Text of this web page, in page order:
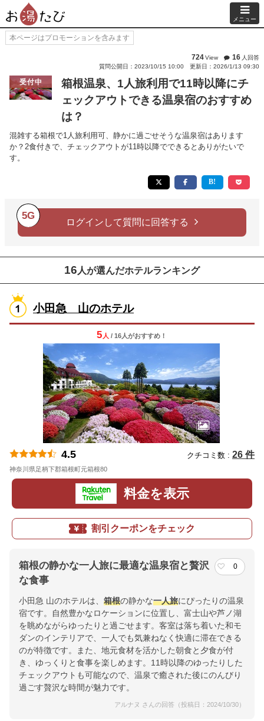
メニュー
本ページはプロモーションを含みます
724View 16 人回答
質問公開日：2023/10/15 10:00
更新日：2026/1/13 09:30
受付中
箱根温泉、1人旅利用で11時以降にチ
ェックアウトできる温泉宿のおすすめ
は？
混雑する箱根で1人旅利用可、静かに過ごせそうな温泉宿はあります
か？2食付きで、チェックアウトが11時以降でできるとありがたいで
す。
5G
ログインして質問に回答する
16 人が選んだホテルランキング
小田急 山のホテル
5 人 / 16人がおすすめ！
4.5 クチコミ数 : 26 件
神奈川県足柄下郡箱根町元箱根80
料金を表示
割引クーポンをチェック
箱根の静かな一人旅に最適な温泉宿と贅沢
な食事
0
小田急 山のホテルは、 箱根の静かな一人旅にぴったりの温泉
宿です。自然豊かなロケーションに位置し、富士山や芦ノ湖
を眺めながらゆったりと過ごせます。客室は落ち着いた和モ
ダンのインテリアで、一人でも気兼ねなく快適に滞在できる
のが特徴です。また、地元食材を活かした朝食と夕食が付
き、ゆっくりと食事を楽しめます。11時以降のゆったりした
チェックアウトも可能なので、温泉で癒された後にのんびり
過ごす贅沢な時間が魅力です。
アルナヌ さんの回答（投稿日：2024/10/30）